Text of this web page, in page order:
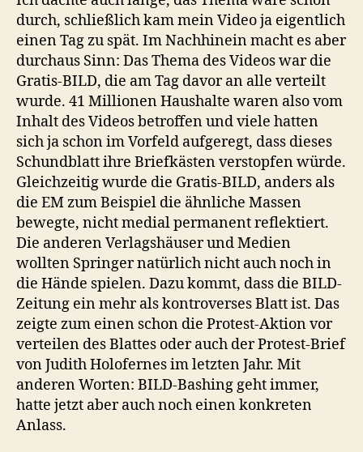
durch, schließlich kam mein Video ja eigentlich
einen Tag zu spät. Im Nachhinein macht es aber
durchaus Sinn: Das Thema des Videos war die
Gratis-BILD, die am Tag davor an alle verteilt
wurde. 41 Millionen Haushalte waren also vom
Inhalt des Videos betroffen und viele hatten
sich ja schon im Vorfeld aufgeregt, dass dieses
Schundblatt ihre Briefkästen verstopfen würde.
Gleichzeitig wurde die Gratis-BILD, anders als
die EM zum Beispiel die ähnliche Massen
bewegte, nicht medial permanent reflektiert.
Die anderen Verlagshäuser und Medien
wollten Springer natürlich nicht auch noch in
die Hände spielen. Dazu kommt, dass die BILD-
Zeitung ein mehr als kontroverses Blatt ist. Das
zeigte zum einen schon die Protest-Aktion vor
verteilen des Blattes oder auch der Protest-Brief
von Judith Holofernes im letzten Jahr. Mit
anderen Worten: BILD-Bashing geht immer,
hatte jetzt aber auch noch einen konkreten
Anlass.